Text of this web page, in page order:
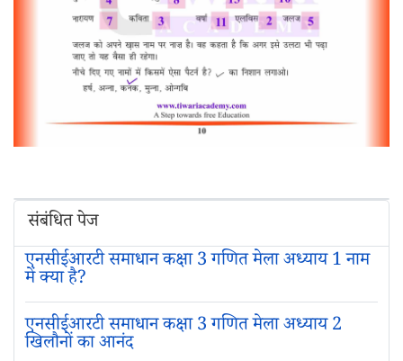
संबंधित पेज
एनसीईआरटी समाधान कक्षा 3 गणित मेला अध्‍याय 1 नाम
में क्या है?
एनसीईआरटी समाधान कक्षा 3 गणित मेला अध्‍याय 2
खिलौनों का आनंद